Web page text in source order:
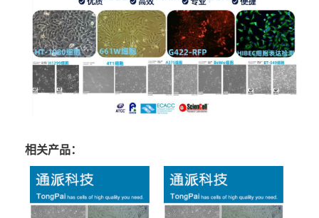
相关产品：